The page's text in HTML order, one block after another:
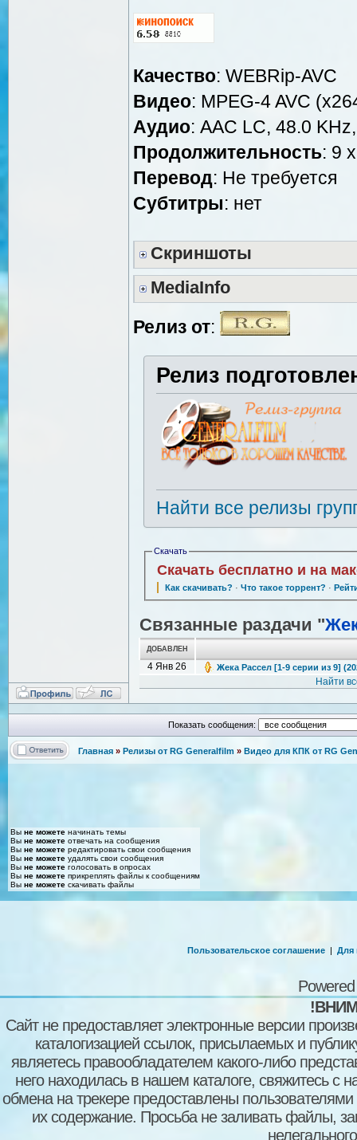
Качество: WEBRip-AVC
Видео: MPEG-4 AVC
Аудио: AAC LC, 48.0
Продолжительность: 9
Перевод: Не требуется
Cубтитры: нет
Скриншоты
MediaInfo
Релиз от:
Релиз
Найти все релизы
Скачать
Скачать бесплатно и на
Как скачивать? · Что такое торрент? ·
Связанные раздачи "
ДОБАВЛЕН
4 Янв 26 Жека Рассел [1-9 серии из 9]
Найти
Показать сообщения:
Главная » Релизы от RG Generalfilm » Видео для КПК от RG
Вы не можете начинать темы
Вы не можете отвечать на сообщения
Вы не можете редактировать свои сообщения
Вы не можете удалять свои сообщения
Вы не можете голосовать в опросах
Вы не можете прикреплять файлы к сообщениям
Вы не можете скачивать файлы
Пользовательское соглашение | Для
Сайт не предоставляет электронные версии
каталогизацией ссылок, присылаемых и
являетесь правообладателем какого-либо
него находилась в нашем каталоге, свяжитесь
обмена на трекере предоставлены пользователями
их содержание. Просьба не заливать файлы,